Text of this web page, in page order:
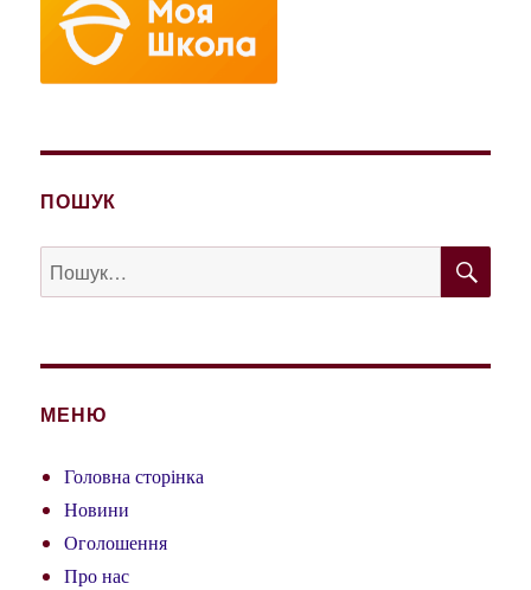
ПОШУК
Пошук
за
МЕНЮ
Головна сторінка
Новини
Оголошення
Про нас